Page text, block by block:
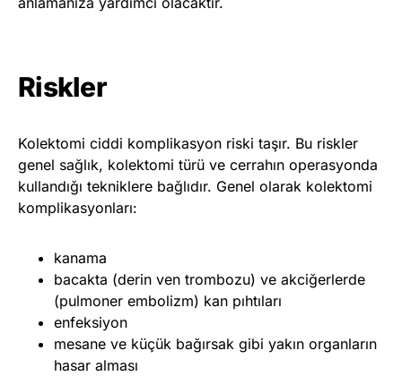
Riskler
Kolektomi ciddi komplikasyon riski taşır. Bu riskler
genel sağlık, kolektomi türü ve cerrahın operasyonda
kullandığı tekniklere bağlıdır. Genel olarak kolektomi
komplikasyonları:
kanama
bacakta (derin ven trombozu) ve akciğerlerde
(pulmoner embolizm) kan pıhtıları
enfeksiyon
mesane ve küçük bağırsak gibi yakın organların
hasar alması